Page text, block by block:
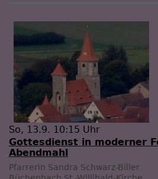
So, 13.9. 10:15 Uhr
Gottesdienst in moderner
Abendmahl
Pfarrerin Sandra Schwarz-Biller